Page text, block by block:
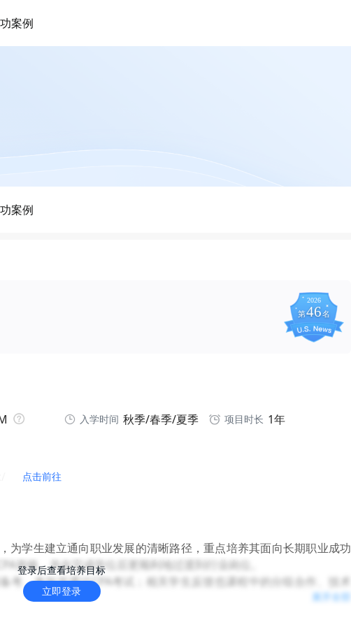
案例
案例
2026
第46名
入学时间 秋季/春季/夏季 项目时长 1年
点击前往
登录后查看培养目标
立即登录
为学生建立通向职业发展的清晰路径，重点培养其面向长期职业成功
资格，并在完成学位后更顺利地过渡到行业岗位。
考、参加并通过CPA考试；相关学生反馈也课程中的分组合作、技术
杂问题和职业准备能力。
展开全部